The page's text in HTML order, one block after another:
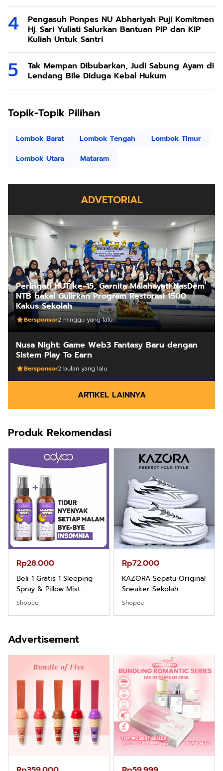
Pengasuh Ponpes NU Abhariyah Puji Komitmen
Hj. Sari Yuliati Salurkan Bantuan PIP dan KIP
Kuliah Untuk Santri
Tak Mempan Dibubarkan, Judi Sabung Ayam di
Lendang Bile Diduga Kebal Hukum
Topik-Topik Pilihan
Lombok Barat Lombok Tengah
Lombok Timur
Lombok Utara
Mataram
ADVETORIAL
Peringati HUT ke-15, Garnita Malahayati NasDem
NTB bakal Gulirkan Program Restorasi 1500
Kakus Sekolah
Bersponsor2 minggu yang lalu
Nusa Night: Game Web3 Fantasy Baru dengan
Sistem Play To Earn
Bersponsor2 bulan yang lalu
ARTIKEL LAINNYA
Produk Rekomendasi
Rp28.000
Beli 1 Gratis 1 Sleeping
Spray & Pillow Mist
Aromatherapy Lavender
Pengharum Serbaguna
Shopee
Rp72.000
KAZORA Sepatu Original
Sneaker Sekolah
Olahraga Sport Running
Outdoor Laki laki Dan
Perempuan
Shopee
Advertisement